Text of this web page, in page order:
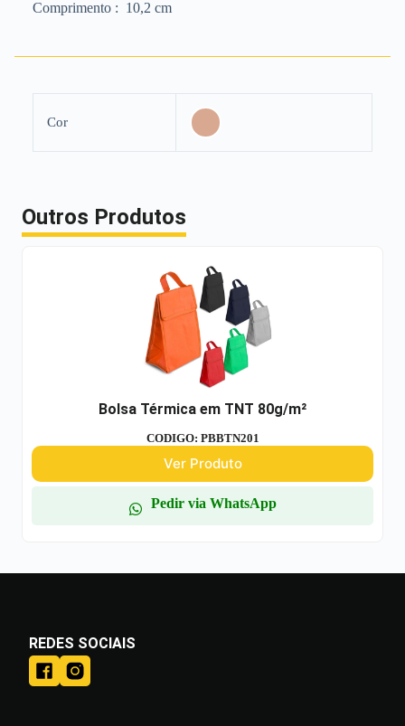
Comprimento : 10,2 cm
Cor
Outros Produtos
Bolsa Térmica em TNT 80g/m²
CODIGO: PBBTN201
Ver Produto
Pedir via WhatsApp
REDES SOCIAIS